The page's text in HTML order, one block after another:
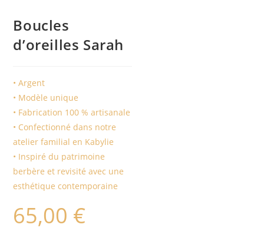
Boucles
d’oreilles Sarah
• Argent
• Modèle unique
• Fabrication 100 % artisanale
• Confectionné dans notre
atelier familial en Kabylie
• Inspiré du patrimoine
berbère et revisité avec une
esthétique contemporaine
65,00 €